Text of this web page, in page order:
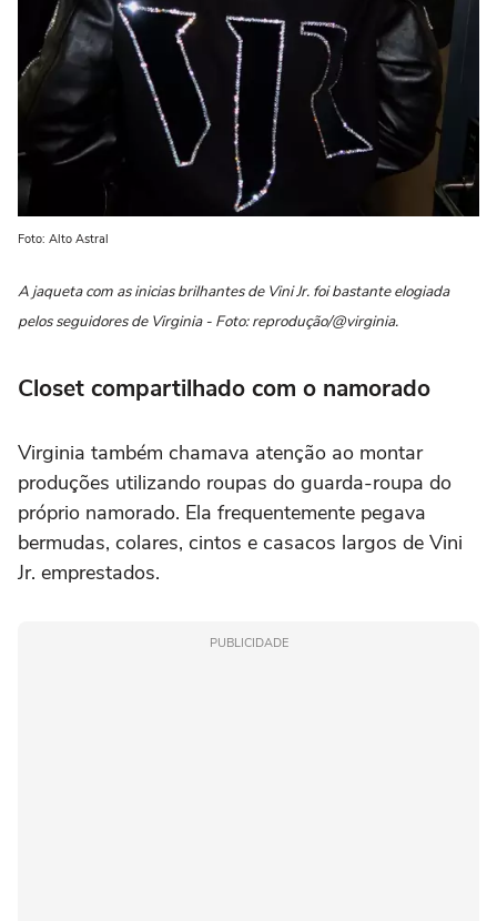
Foto: Alto Astral
A jaqueta com as inicias brilhantes de Vini Jr. foi bastante elogiada
pelos seguidores de Virginia - Foto: reprodução/@virginia.
Closet compartilhado com o namorado
Virginia também chamava atenção ao montar
produções utilizando roupas do guarda-roupa do
próprio namorado. Ela frequentemente pegava
bermudas, colares, cintos e casacos largos de Vini
Jr. emprestados.
PUBLICIDADE